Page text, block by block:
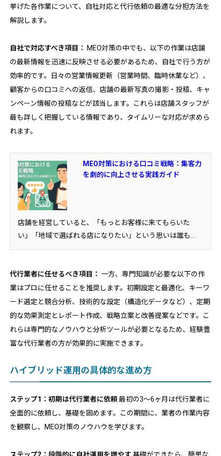
挙げた各作業について、自社対応と代行依頼の最適な分担方法を
解説します。
自社で対応すべき項目：
MEO対策の中でも、以下の作業は店舗
の最新情報を迅速に反映させる必要があるため、自社で行う方が
効率的です。日々の営業情報更新（営業時間、臨時休業など）、
顧客からの口コミへの返信、店舗の最新写真の撮影・投稿、キャ
ンペーン情報の投稿などが該当します。これらは店舗スタッフが
最も詳しく把握している情報であり、タイムリーな対応が求めら
れます。
MEO対策における口コミ戦略：集客力
を劇的に向上させる実践ガイド
店舗を経営していると、「もっとお客様に来てもらいた
い」「地域で選ばれる店になりたい」という思いは誰も...
代行業者に任せるべき項目： 一方、専門知識が必要な以下の作
業はプロに任せることを推奨します。初期設定と最適化、キーワ
ード選定と競合分析、技術的な設定（構造化データなど）、定期
的な効果測定とレポート作成、戦略立案と改善提案などです。こ
れらは専門的なノウハウと分析ツールが必要となるため、経験豊
富な代行業者の方が効果的に実施できます。
ハイブリッド運用の具体的な進め方
ステップ1：初期は代行業者に依頼最初の3～6ヶ月は代行業者に
全面的に依頼し、基礎を固めます。この期間に、業者の作業内容
を観察し、MEO対策のノウハウを学びます。